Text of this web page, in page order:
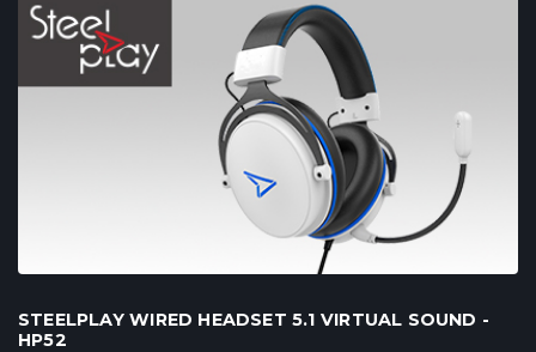
STEELPLAY WIRED HEADSET 5.1 VIRTUAL SOUND -
HP52